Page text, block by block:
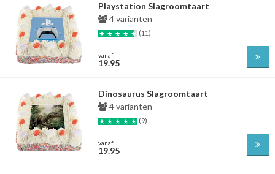
Playstation Slagroomtaart
4 varianten
(11)
vanaf
19.95
Dinosaurus Slagroomtaart
4 varianten
(9)
vanaf
19.95